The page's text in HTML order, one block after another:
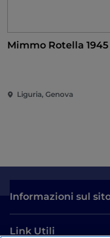
Mimmo Rotella 1945
Liguria, Genova
Informazioni sul
Link Utili